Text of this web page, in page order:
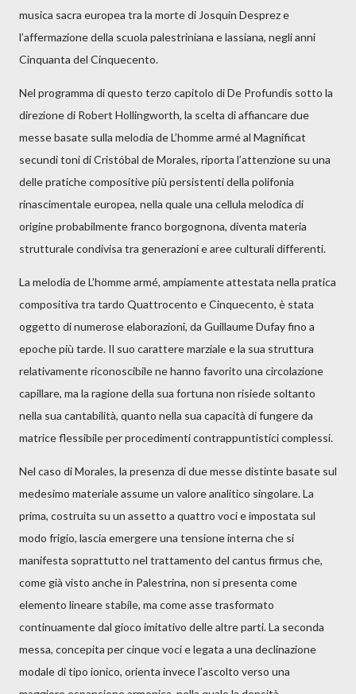
musica sacra europea tra la morte di Josquin Desprez e
l’affermazione della scuola palestriniana e lassiana, negli anni
Cinquanta del Cinquecento.
Nel programma di questo terzo capitolo di De Profundis sotto la
direzione di Robert Hollingworth, la scelta di affiancare due
messe basate sulla melodia de L’homme armé al Magnificat
secundi toni di Cristóbal de Morales, riporta l’attenzione su una
delle pratiche compositive più persistenti della polifonia
rinascimentale europea, nella quale una cellula melodica di
origine probabilmente franco borgognona, diventa materia
strutturale condivisa tra generazioni e aree culturali differenti.
La melodia de L’homme armé, ampiamente attestata nella pratica
compositiva tra tardo Quattrocento e Cinquecento, è stata
oggetto di numerose elaborazioni, da Guillaume Dufay fino a
epoche più tarde. Il suo carattere marziale e la sua struttura
relativamente riconoscibile ne hanno favorito una circolazione
capillare, ma la ragione della sua fortuna non risiede soltanto
nella sua cantabilità, quanto nella sua capacità di fungere da
matrice flessibile per procedimenti contrappuntistici complessi.
Nel caso di Morales, la presenza di due messe distinte basate sul
medesimo materiale assume un valore analitico singolare. La
prima, costruita su un assetto a quattro voci e impostata sul
modo frigio, lascia emergere una tensione interna che si
manifesta soprattutto nel trattamento del cantus firmus che,
come già visto anche in Palestrina, non si presenta come
elemento lineare stabile, ma come asse trasformato
continuamente dal gioco imitativo delle altre parti. La seconda
messa, concepita per cinque voci e legata a una declinazione
modale di tipo ionico, orienta invece l’ascolto verso una